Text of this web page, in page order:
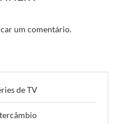
um comentário.
de TV